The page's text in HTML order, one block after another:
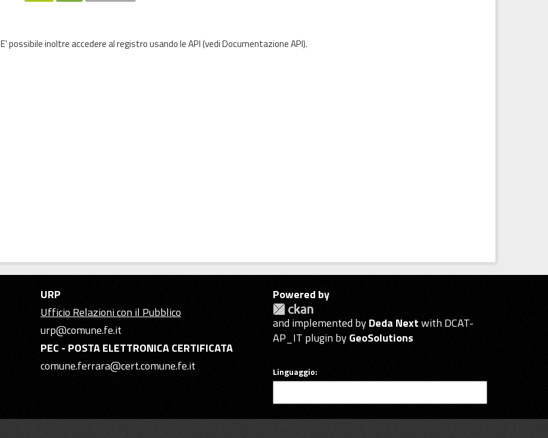
E' possibile inoltre accedere al registro usando leAPI(vediDocumentazione API).
URP
Ufficio Relazioni con il Pubblico
urp@comune.fe.it
PEC - POSTA ELETTRONICA CERTIFICATA
comune.ferrara@cert.comune.fe.it
Powered by
and implemented byDeda Nextwith DCAT-
AP_IT plugin byGeoSolutions
Linguaggio